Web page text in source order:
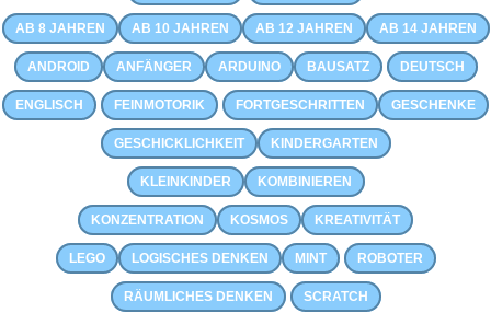
AB 8 JAHREN AB 10 JAHREN AB 12 JAHREN AB 14 JAHREN
ANDROID ANFÄNGER ARDUINO BAUSATZ DEUTSCH
ENGLISCH FEINMOTORIK FORTGESCHRITTEN GESCHENKE
GESCHICKLICHKEIT KINDERGARTEN
KLEINKINDER KOMBINIEREN
KONZENTRATION KOSMOS KREATIVITÄT
LEGO LOGISCHES DENKEN MINT ROBOTER
RÄUMLICHES DENKEN SCRATCH